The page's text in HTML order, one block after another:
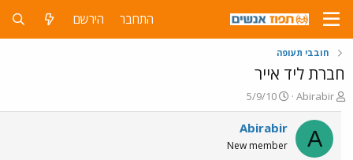
התחבר הירשם
חובבי תעופה
חברת ליד אייר
פ
ו
ת
ח
ה
Abirabir
פ
ו
ר
ס
ם
5/9/10
A
Abirabir
New member